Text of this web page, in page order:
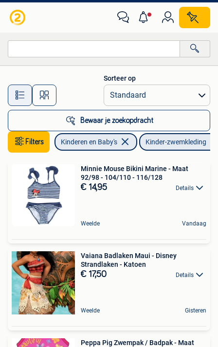
Alle afstanden…
Sorteer op
Bewaar je zoekopdracht
Filters Kinderen en Baby's Kinder-zwemkleding
Minnie Mouse Bikini Marine - Maat
92/98 - 104/110 - 116/128
€ 14,95 Details
Weelde Vandaag
Vaiana Badlaken Maui - Disney
Strandlaken - Katoen
€ 17,50 Details
Weelde Gisteren
Peppa Pig Zwempak / Badpak - Maat